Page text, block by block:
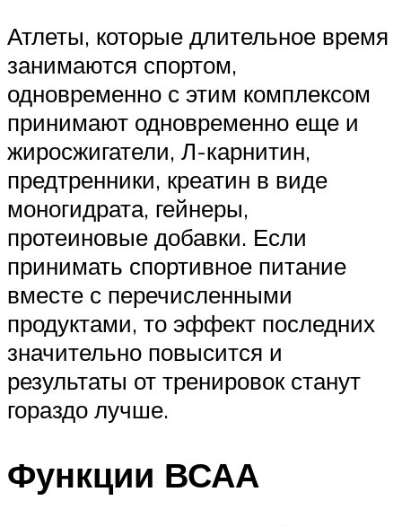
Атлеты, которые длительное время
занимаются спортом,
одновременно с этим комплексом
принимают одновременно еще и
жиросжигатели, Л-карнитин,
предтренники, креатин в виде
моногидрата, гейнеры,
протеиновые добавки. Если
принимать спортивное питание
вместе с перечисленными
продуктами, то эффект последних
значительно повысится и
результаты от тренировок станут
гораздо лучше.
Функции ВСАА